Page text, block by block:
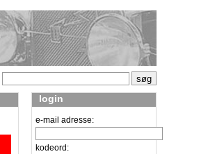
login
e-mail adresse:
kodeord: